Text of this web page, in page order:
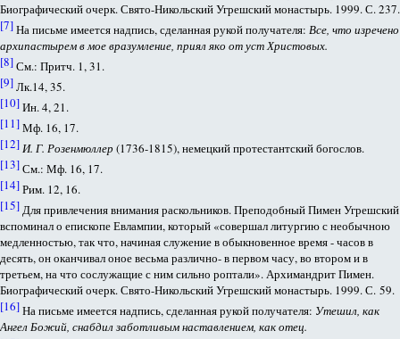
Биографический очерк. Свято-Никольский Угрешский монастырь. 1999. С. 237.
[7]На письме имеется надпись, сделанная рукой получателя: Все, что изречено
архипастырем в мое вразумление, приял яко от уст Христовых.
[8]См.: Притч. 1, 31.
[9]Лк.14, 35.
[10]Ин. 4, 21.
[11]Мф. 16, 17.
[12]И. Г. Розенмюллер (1736-1815), немецкий протестантский богослов.
[13]См.: Мф. 16, 17.
[14]Рим. 12, 16.
[15]Для привлечения внимания раскольников. Преподобный Пимен Угрешский
вспоминал о епископе Евлампии, который «совершал литургию с необычною
медленностью, так что, начиная служение в обыкновенное время - часов в
десять, он оканчивал оное весьма различно- в первом часу, во втором и в
третьем, на что сослужащие с ним сильно роптали». Архимандрит Пимен.
Биографический очерк. Свято-Никольский Угрешский монастырь. 1999. С. 59.
[16]На письме имеется надпись, сделанная рукой получателя: Утешил, как
Ангел Божий, снабдил заботливым наставлением, как отец.